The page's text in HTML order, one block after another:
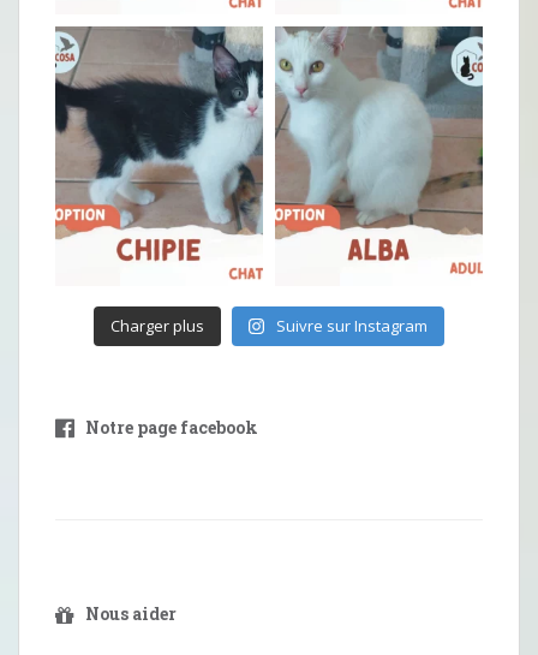
Charger plus Suivre sur Instagram
Notre page facebook
Nous aider